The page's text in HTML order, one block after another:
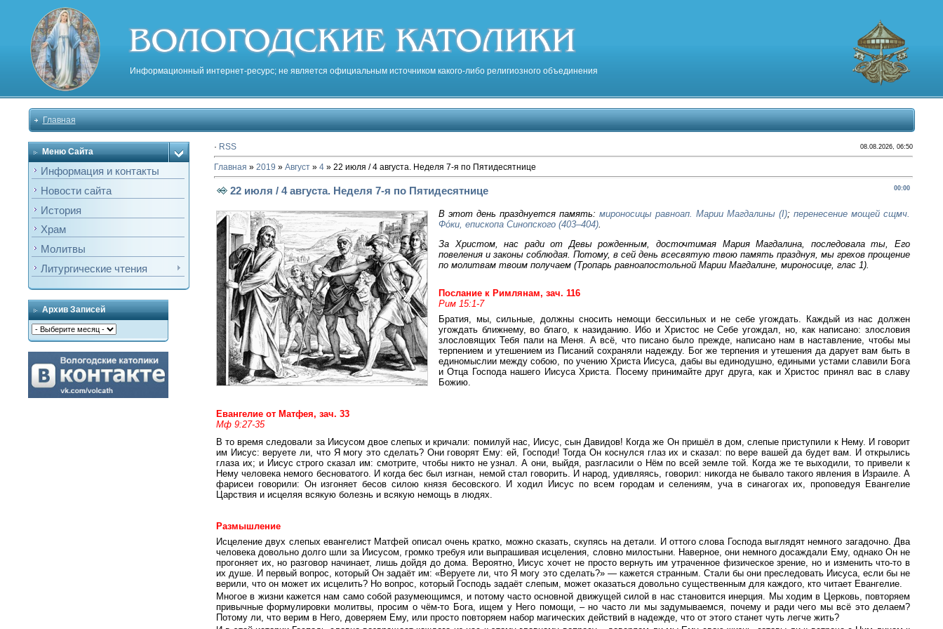
Информационный интернет-ресурс; не является официальным источником какого-либо религиозного объединения
Главная
Меню Сайта
Информация и контакты
Новости сайта
История
Храм
Молитвы
Литургические чтения
Архив Записей
· RSS 08.08.2026, 06:50
Главная » 2019 » Август » 4» 22 июля / 4 августа. Неделя 7-я по Пятидесятнице
00:00
22 июля / 4 августа. Неделя 7-я по Пятидесятнице
В этот день празднуется память: мироносицы равноап. Марии Магдалины (I); перенесение мощей сщмч.
Фо́ки, епископа Синопского (403–404).
За Христом, нас ради от Девы рожденным, досточтимая Мария Магдалина, последовала ты, Его
повеления и законы соблюдая. Потому, в сей день всесвятую твою память празднуя, мы грехов прощение
по молитвам твоим получаем (Тропарь равноапостольной Марии Магдалине, мироносице, глас 1).
Послание к Римлянам, зач. 116
Рим 15:1-7
Братия, мы, сильные, должны сносить немощи бессильных и не себе угождать. Каждый из нас должен
угождать ближнему, во благо, к назиданию. Ибо и Христос не Себе угождал, но, как написано: злословия
злословящих Тебя пали на Меня. А всё, что писано было прежде, написано нам в наставление, чтобы мы
терпением и утешением из Писаний сохраняли надежду. Бог же терпения и утешения да дарует вам быть в
единомыслии между собою, по учению Христа Иисуса, дабы вы единодушно, едиными устами славили Бога
и Отца Господа нашего Иисуса Христа. Посему принимайте друг друга, как и Христос принял вас в славу
Божию.
Евангелие от Матфея, зач. 33
Мф 9:27-35
В то время следовали за Иисусом двое слепых и кричали: помилуй нас, Иисус, сын Давидов! Когда же Он пришёл в дом, слепые приступили к Нему. И говорит
им Иисус: веруете ли, что Я могу это сделать? Они говорят Ему: ей, Господи! Тогда Он коснулся глаз их и сказал: по вере вашей да будет вам. И открылись
глаза их; и Иисус строго сказал им: смотрите, чтобы никто не узнал. А они, выйдя, разгласили о Нём по всей земле той. Когда же те выходили, то привели к
Нему человека немого бесноватого. И когда бес был изгнан, немой стал говорить. И народ, удивляясь, говорил: никогда не бывало такого явления в Израиле. А
фарисеи говорили: Он изгоняет бесов силою князя бесовского. И ходил Иисус по всем городам и селениям, уча в синагогах их, проповедуя Евангелие
Царствия и исцеляя всякую болезнь и всякую немощь в людях.
Размышление
Исцеление двух слепых евангелист Матфей описал очень кратко, можно сказать, скупясь на детали. И оттого слова Господа выглядят немного загадочно. Два
человека довольно долго шли за Иисусом, громко требуя или выпрашивая исцеления, словно милостыни. Наверное, они немного досаждали Ему, однако Он не
прогоняет их, но разговор начинает, лишь дойдя до дома. Вероятно, Иисус хочет не просто вернуть им утраченное физическое зрение, но и изменить что-то в
их душе. И первый вопрос, который Он задаёт им: «Веруете ли, что Я могу это сделать?» — кажется странным. Стали бы они преследовать Иисуса, если бы не
верили, что он может их исцелить? Но вопрос, который Господь задаёт слепым, может оказаться довольно существенным для каждого, кто читает Евангелие.
Многое в жизни кажется нам само собой разумеющимся, и потому часто основной движущей силой в нас становится инерция. Мы ходим в Церковь, повторяем
привычные формулировки молитвы, просим о чём-то Бога, ищем у Него помощи, – но часто ли мы задумываемся, почему и ради чего мы всё это делаем?
Потому ли, что верим в Него, доверяем Ему, или просто повторяем набор магических действий в надежде, что от этого станет чуть легче жить?